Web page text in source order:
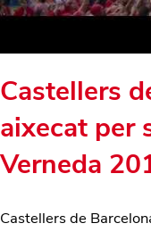
Castellers
aixecat per
Verneda
Castellers de